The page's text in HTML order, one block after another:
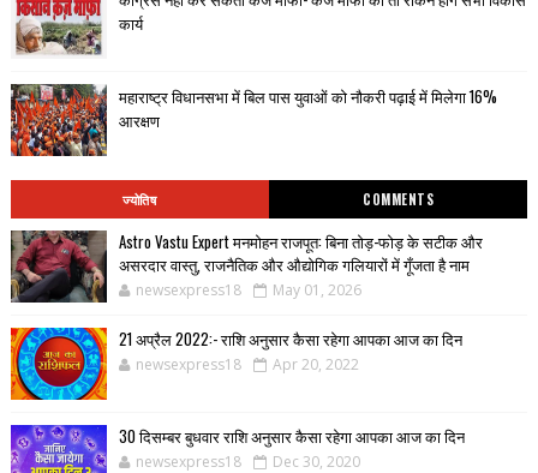
कार्य
महाराष्ट्र विधानसभा में बिल पास युवाओं को नौकरी पढ़ाई में मिलेगा 16%
आरक्षण
ज्योतिष COMMENTS
Astro Vastu Expert मनमोहन राजपूत: बिना तोड़-फोड़ के सटीक और
असरदार वास्तु, राजनैतिक और औद्योगिक गलियारों में गूँजता है नाम
newsexpress18 May 01, 2026
21 अप्रैल 2022:- राशि अनुसार कैसा रहेगा आपका आज का दिन
newsexpress18 Apr 20, 2022
30 दिसम्बर बुधवार राशि अनुसार कैसा रहेगा आपका आज का दिन
newsexpress18 Dec 30, 2020